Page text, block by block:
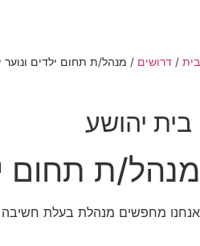
בית / דרושים / מנהל/ת תחום ילדים ונוער
בית יהושע
מנהל/ת תחום
אנחנו מחפשים מנהלת בעלת חשיבה